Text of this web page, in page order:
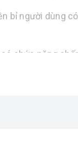
bỉ người dùng
có chức năng
nhạc...